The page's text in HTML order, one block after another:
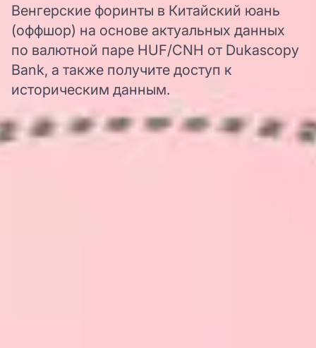
Венгерские форинты в Китайский юань
(оффшор) на основе актуальных данных
по валютной паре HUF/CNH от Dukascopy
Bank, а также получите доступ к
историческим данным.